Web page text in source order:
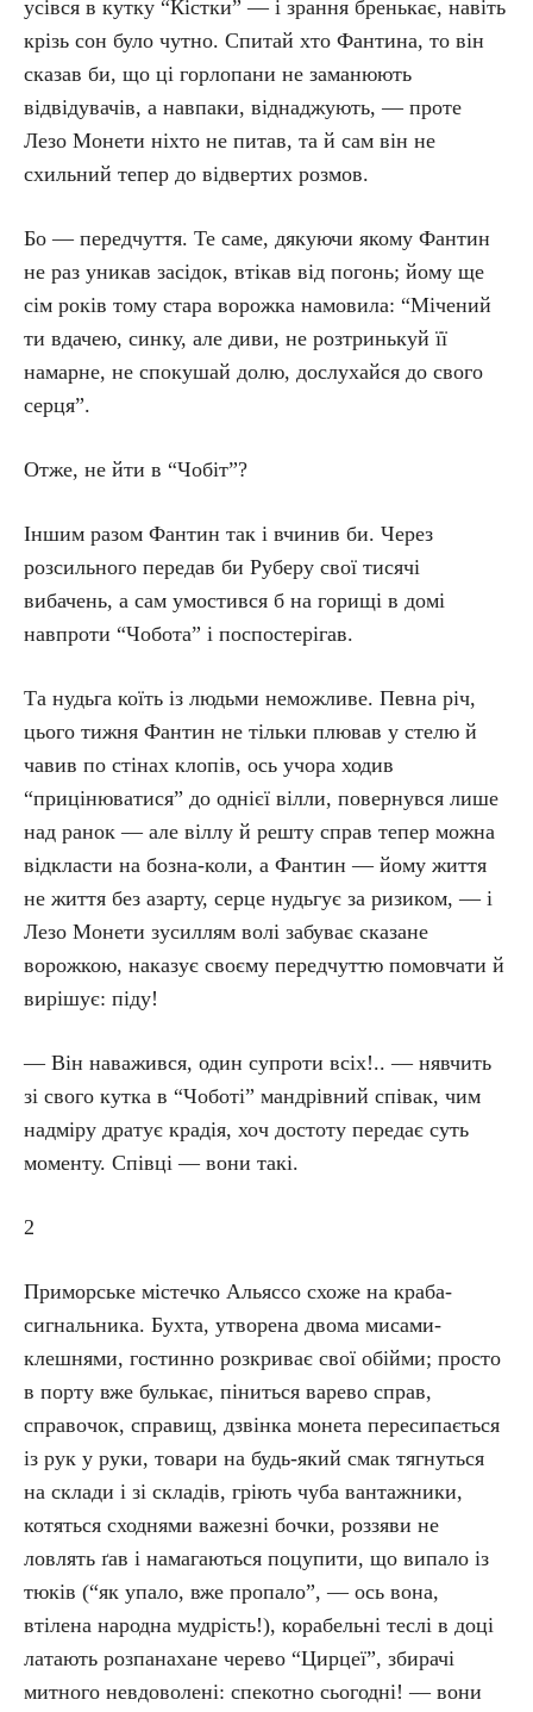
усівся в кутку “Кістки” — і зрання бренькає, навіть
крізь сон було чутно. Спитай хто Фантина, то він
сказав би, що ці горлопани не заманюють
відвідувачів, а навпаки, віднаджують, — проте
Лезо Монети ніхто не питав, та й сам він не
схильний тепер до відвертих розмов.
Бо — передчуття. Те саме, дякуючи якому Фантин
не раз уникав засідок, втікав від погонь; йому ще
сім років тому стара ворожка намовила: “Мічений
ти вдачею, синку, але диви, не розтринькуй її
намарне, не спокушай долю, дослухайся до свого
серця”.
Отже, не йти в “Чобіт”?
Іншим разом Фантин так і вчинив би. Через
розсильного передав би Руберу свої тисячі
вибачень, а сам умостився б на горищі в домі
навпроти “Чобота” і поспостерігав.
Та нудьга коїть із людьми неможливе. Певна річ,
цього тижня Фантин не тільки плював у стелю й
чавив по стінах клопів, ось учора ходив
“прицінюватися” до однієї вілли, повернувся лише
над ранок — але віллу й решту справ тепер можна
відкласти на бозна-коли, а Фантин — йому життя
не життя без азарту, серце нудьгує за ризиком, — і
Лезо Монети зусиллям волі забуває сказане
ворожкою, наказує своєму передчуттю помовчати й
вирішує: піду!
— Він наважився, один супроти всіх!.. — нявчить
зі свого кутка в “Чоботі” мандрівний співак, чим
надміру дратує крадія, хоч достоту передає суть
моменту. Співці — вони такі.
2
Приморське містечко Альяссо схоже на краба-
сигнальника. Бухта, утворена двома мисами-
клешнями, гостинно розкриває свої обійми; просто
в порту вже булькає, піниться варево справ,
справочок, справищ, дзвінка монета пересипається
із рук у руки, товари на будь-який смак тягнуться
на склади і зі складів, гріють чуба вантажники,
котяться сходнями важезні бочки, роззяви не
ловлять ґав і намагаються поцупити, що випало із
тюків (“як упало, вже пропало”, — ось вона,
втілена народна мудрість!), корабельні теслі в доці
латають розпанахане черево “Цирцеї”, збирачі
митного невдоволені: спекотно сьогодні! — вони